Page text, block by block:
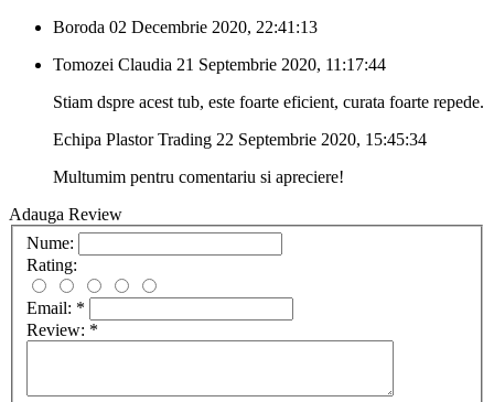
Boroda 02 Decembrie 2020, 22:41:13
Tomozei Claudia 21 Septembrie 2020, 11:17:44
Stiam dspre acest tub, este foarte eficient, curata foarte repede.
Echipa Plastor Trading 22 Septembrie 2020, 15:45:34
Multumim pentru comentariu si apreciere!
Adauga Review
Nume:
Rating:
Email: *
Review: *